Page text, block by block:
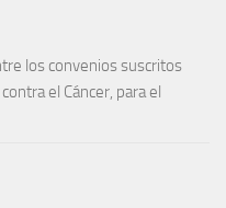
los convenios suscritos
el Cáncer, para el